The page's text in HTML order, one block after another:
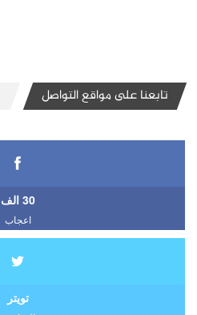
تابعنا على مواقع التواصل
30 الف
اعجاب
تويتر